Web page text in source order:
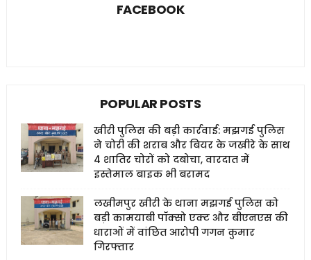
FACEBOOK
POPULAR POSTS
खीरी पुलिस की बड़ी कार्रवाई: मझगई पुलिस
ने चोरी की शराब और बियर के जखीरे के साथ
4 शातिर चोरों को दबोचा, वारदात में
इस्तेमाल बाइक भी बरामद
लखीमपुर खीरी के थाना मझगई पुलिस को
बड़ी कामयाबी पॉक्सो एक्ट और बीएनएस की
धाराओं में वांछित आरोपी गगन कुमार
गिरफ्तार